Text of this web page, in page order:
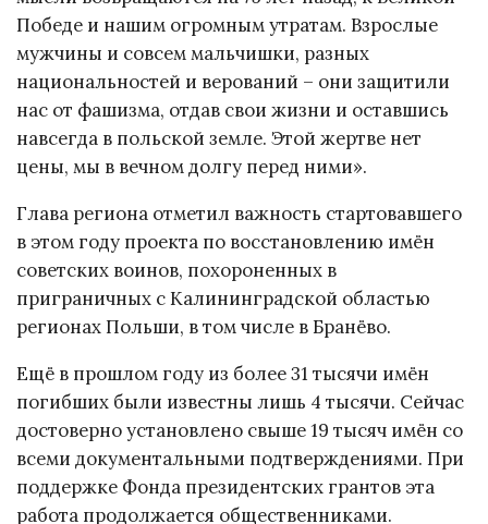
Победе и нашим огромным утратам. Взрослые
мужчины и совсем мальчишки, разных
национальностей и верований – они защитили
нас от фашизма, отдав свои жизни и оставшись
навсегда в польской земле. Этой жертве нет
цены, мы в вечном долгу перед ними».
Глава региона отметил важность стартовавшего
в этом году проекта по восстановлению имён
советских воинов, похороненных в
приграничных с Калининградской областью
регионах Польши, в том числе в Бранёво.
Ещё в прошлом году из более 31 тысячи имён
погибших были известны лишь 4 тысячи. Сейчас
достоверно установлено свыше 19 тысяч имён со
всеми документальными подтверждениями. При
поддержке Фонда президентских грантов эта
работа продолжается общественниками.